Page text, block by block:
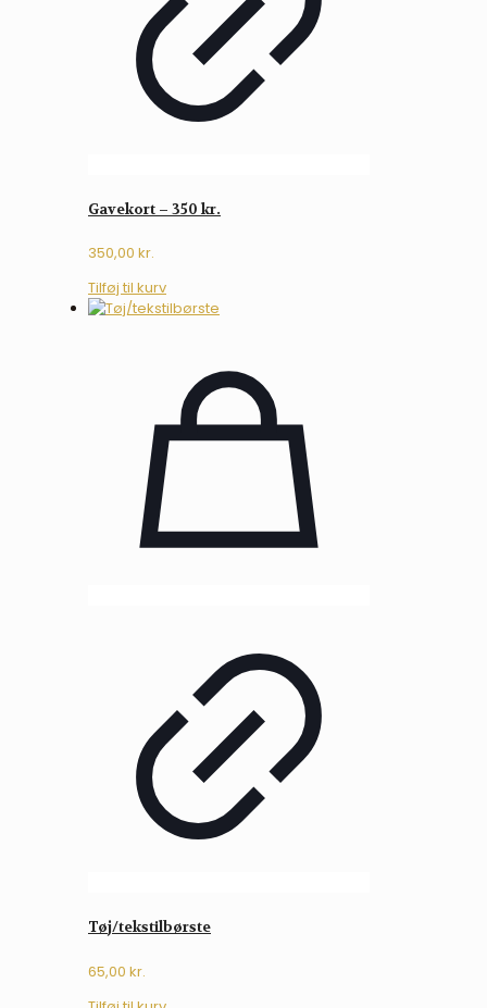
Gavekort – 350 kr.
350,00 kr.
Tilføj til kurv
Tøj/tekstilbørste
65,00 kr.